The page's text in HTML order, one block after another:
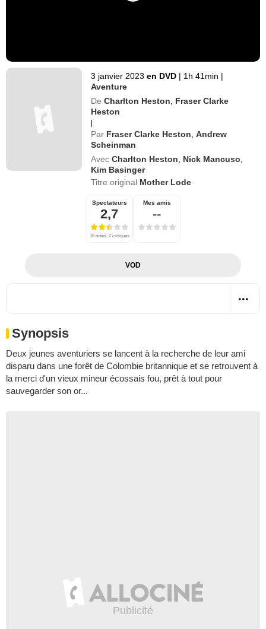
3 janvier 2023 en DVD | 1h 41min |
Aventure
De Charlton Heston
Fraser Clarke
Heston
|
Par Fraser Clarke Heston ,Andrew
Scheinman
Avec Charlton Heston Nick Mancuso
Kim Basinger
Titre original Mother Lode
Spectateurs
2,7
16 notes, 2 critiques
Mes amis
--
VOD
Synopsis
Deux jeunes aventuriers se lancent à la recherche de leur ami
disparu dans une forêt de Colombie britannique et se retrouvent à
la merci d'un vieux mineur écossais fou, prêt à tout pour
sauvegarder son or...